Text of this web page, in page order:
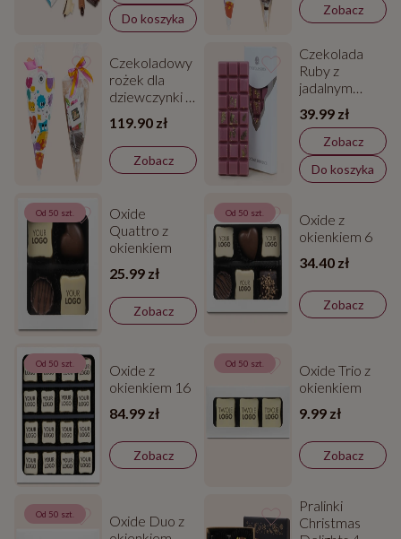
Do koszyka
Zobacz
Czekoladowy
rożek dla
dziewczynki z
zdjęciem
119.90 zł
Zobacz
Czekolada
Ruby z
jadalnym
39.99 zł
Zobacz
Do koszyka
Od 50 szt.
Oxide
Quattro z
okienkiem
25.99 zł
Zobacz
Od 50 szt.
Oxide z
okienkiem 6
34.40 zł
Zobacz
Od 50 szt.
Oxide z
okienkiem 16
84.99 zł
Zobacz
Od 50 szt.
Oxide Trio z
okienkiem
9.99 zł
Zobacz
Od 50 szt.
Oxide Duo z
Pralinki
Christmas